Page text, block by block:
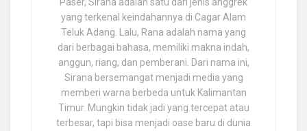
yang terkenal keindahannya di Cagar Alam
Teluk Adang. Lalu, Rana adalah nama yang
dari berbagai bahasa, memiliki makna indah,
anggun, riang, dan pemberani. Dari nama ini,
Sirana bersemangat menjadi media yang
memberi warna berbeda untuk Kalimantan
Timur. Mungkin tidak jadi yang tercepat atau
terbesar, tapi bisa menjadi oase baru di dunia